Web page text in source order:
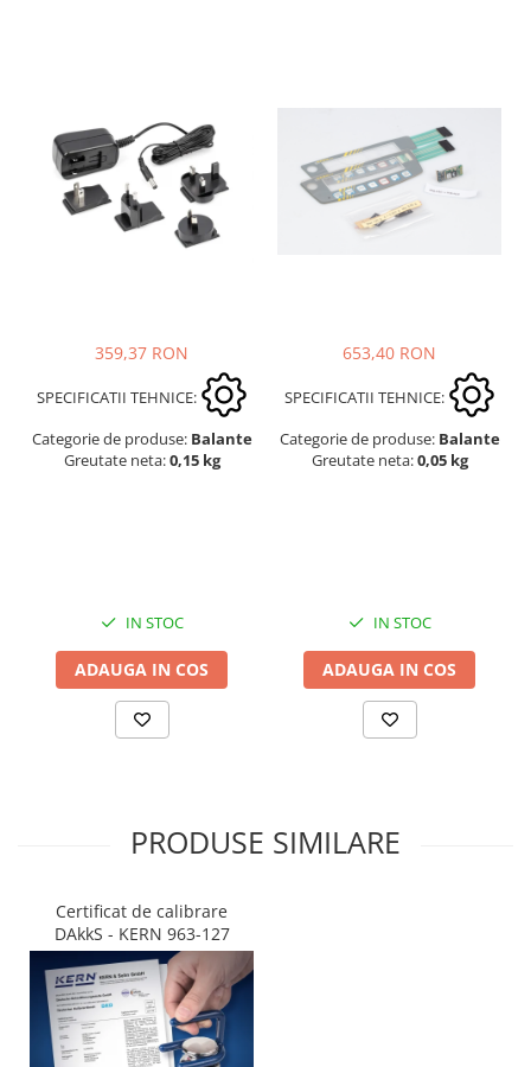
359,37 RON
SPECIFICATII TEHNICE:
Categorie de produse: Balante
Greutate neta:0,15 kg
IN STOC
ADAUGA IN COS
653,40 RON
SPECIFICATII TEHNICE:
Categorie de produse: Balante
Greutate neta:0,05 kg
IN STOC
ADAUGA IN COS
PRODUSE SIMILARE
Certificat de calibrare
DAkkS - KERN 963-127